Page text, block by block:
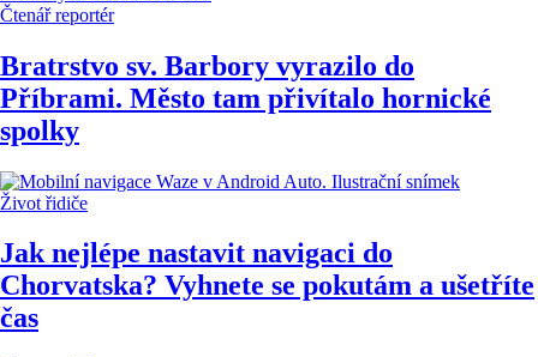
Čtenář reportér
Bratrstvo sv. Barbory vyrazilo do
Příbrami. Město tam přivítalo hornické
spolky
Život řidiče
Jak nejlépe nastavit navigaci do
Chorvatska? Vyhnete se pokutám a ušetříte
čas